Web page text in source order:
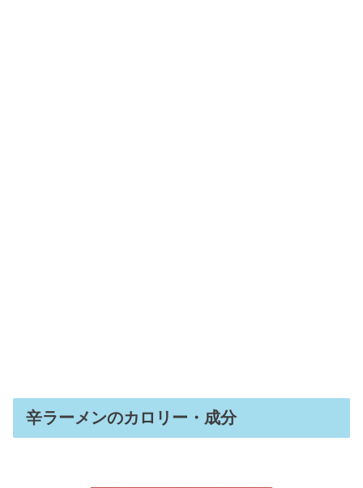
辛ラーメンのカロリー・成分